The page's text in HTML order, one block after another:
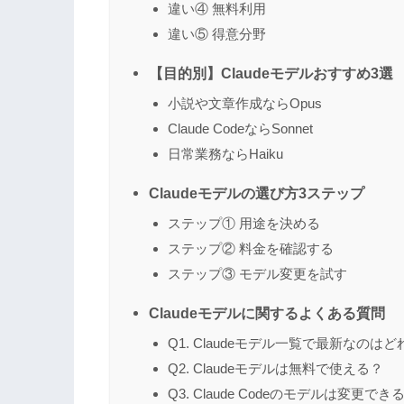
違い④ 無料利用
違い⑤ 得意分野
【目的別】Claudeモデルおすすめ3選
小説や文章作成ならOpus
Claude CodeならSonnet
日常業務ならHaiku
Claudeモデルの選び方3ステップ
ステップ① 用途を決める
ステップ② 料金を確認する
ステップ③ モデル変更を試す
Claudeモデルに関するよくある質問
Q1. Claudeモデル一覧で最新なのはど
Q2. Claudeモデルは無料で使える？
Q3. Claude Codeのモデルは変更でき